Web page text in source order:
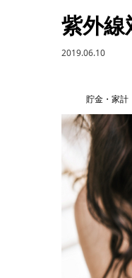
紫外
2019.06.10
貯金・家計